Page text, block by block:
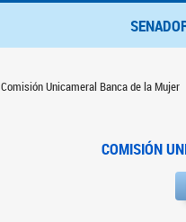
Comisión Unicameral Banca de la Mujer
COMISIÓN